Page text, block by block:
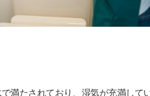
満たされており、湿気が充満して